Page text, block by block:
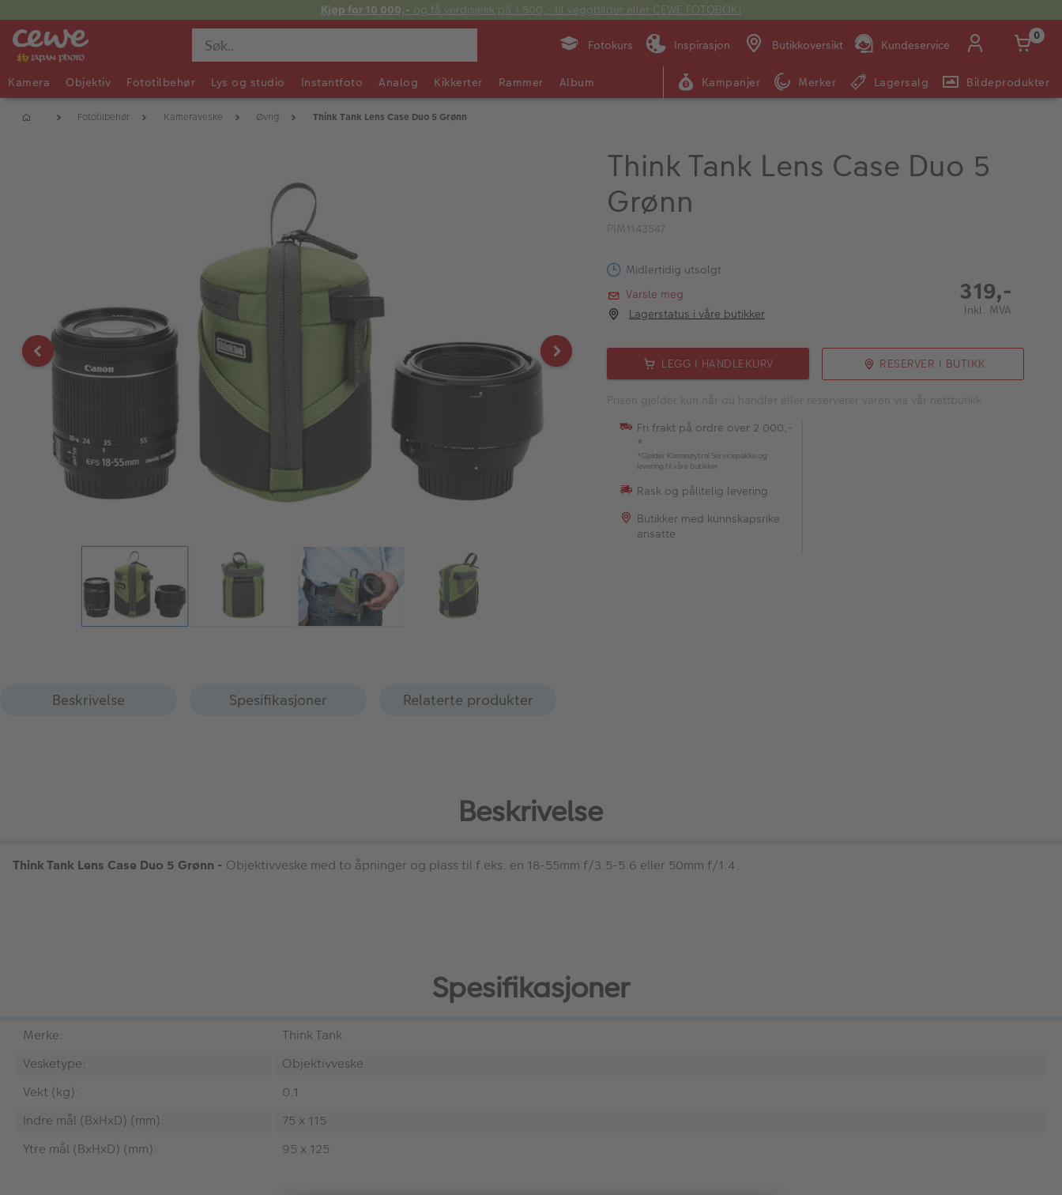
Kjøp for 10 000,- og få verdisjekk på 1 500,- til veggbilder eller CEWE FOTOBOK!
Fotokurs Inspirasjon Butikkoversikt Kundeservice
Man -
09:00 -
14:00 -
0
Kamera Objektiv Fototilbehør Lys og studio Instantfoto Analog Kikkerter Rammer Album Kampanjer Merker Lagersalg Bildeprodukter
Fototilbehør Kameraveske Øvrig Think Tank Lens Case Duo 5 Grønn
Think Tank Lens Case Duo 5
Grønn
PIM1143547
Midlertidig utsolgt
Varsle meg
Lagerstatus i våre butikker
319,-
Inkl. MVA
LEGG I HANDLEKURV RESERVER I BUTIKK
Prisen gjelder kun når du handler eller reserverer varen via vår nettbutikk.
Fri frakt på ordre over 2 000,-
*
*Gjelder Klimanøytral Servicepakke og
levering til våre butikker
Rask og pålitelig levering
Butikker med kunnskapsrike
ansatte
Beskrivelse Spesifikasjoner Relaterte produkter
Beskrivelse
Think Tank Lens Case Duo 5 Grønn - Objektivveske med to åpninger og plass til f.eks. en 18-55mm f/3.5-5.6 eller 50mm f/1.4.
Spesifikasjoner
Merke:
Think Tank
Vesketype:
Objektivveske
Vekt (kg):
0.1
Indre mål (BxHxD) (mm):
75 x 115
Ytre mål (BxHxD) (mm):
95 x 125